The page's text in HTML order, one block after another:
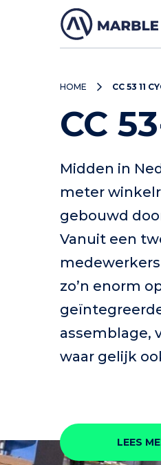
HOME CC 53 11
CC
Midden in
meter
gebouwd
Vanuit een
zo’n enorm
assemblage,
waar gelijk
LEES